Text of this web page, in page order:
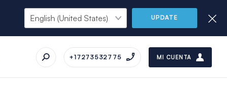
UPDATE
+17273532775 MI CUENTA